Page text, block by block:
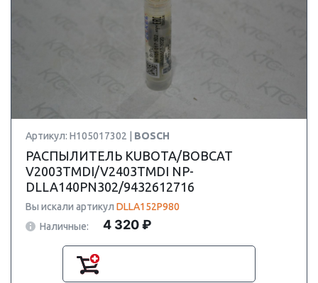
Артикул: H105017302 | BOSCH
РАСПЫЛИТЕЛЬ KUBOTA/BOBCAT
V2003TMDI/V2403TMDI NP-
DLLA140PN302/9432612716
Вы искали артикул DLLA152P980
Наличные:
4 320 ₽